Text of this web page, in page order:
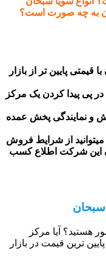
به چه صورت است؟
قیمتی پایین تر از بازار
پی پیدا کردن یک مرکز
و نمایندگی پخش عمده
میتوانید از شرایط فروش
این شرکت اطلاع کسب
سبحان
هستید؟ آیا مرکز
ترین قیمت در بازار